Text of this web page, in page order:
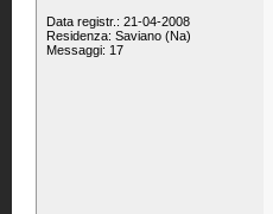
Data registr.: 21-04-2008
Residenza: Saviano (Na)
Messaggi: 17